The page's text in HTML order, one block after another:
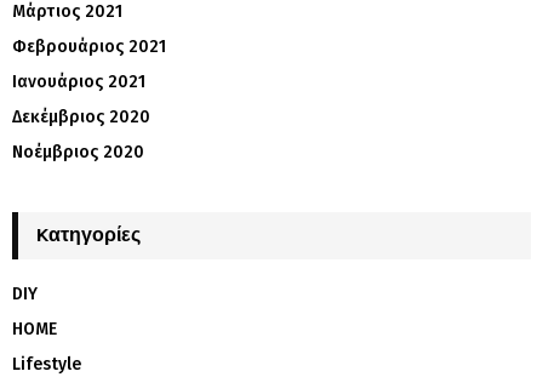
Μάρτιος 2021
Φεβρουάριος 2021
Ιανουάριος 2021
Δεκέμβριος 2020
Νοέμβριος 2020
Kατηγορίες
DIY
HOME
Lifestyle